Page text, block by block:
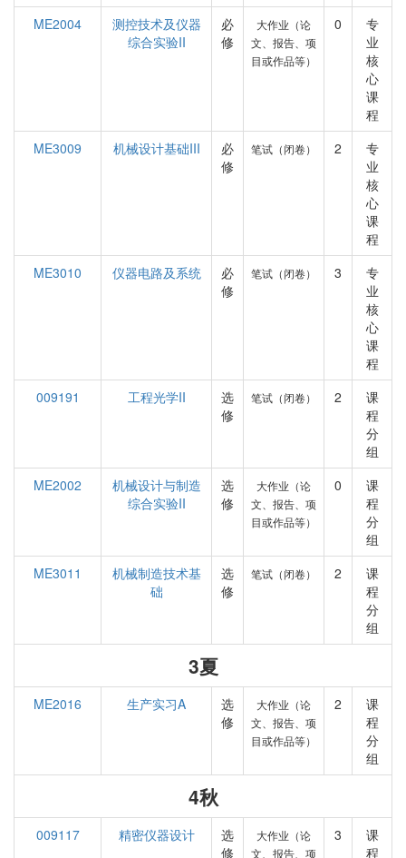
ME2004
测控技术及仪器
综合实验II
必
修
大作业（论
文、报告、项
目或作品等）
0
专
业
核
心
课
程
ME3009
机械设计基础III
必
修
笔试（闭卷） 2
专
业
核
心
课
程
ME3010
仪器电路及系统
必
修
笔试（闭卷） 3
专
业
核
心
课
程
009191
工程光学II
选
修
笔试（闭卷） 2
课
程
分
组
ME2002
机械设计与制造
综合实验II
选
修
大作业（论
文、报告、项
目或作品等）
0
课
程
分
组
ME3011
机械制造技术基
础
选
修
笔试（闭卷） 2
课
程
分
组
3夏
ME2016 生产实习A
选
修
大作业（论
文、报告、项
目或作品等）
2
课
程
分
组
4秋
009117 精密仪器设计
选
修
大作业（论
文、报告、项
3
课
程